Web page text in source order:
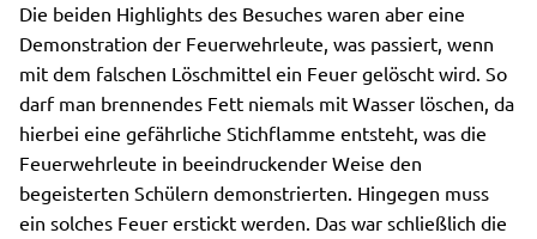
Die beiden Highlights des Besuches waren aber eine
Demonstration der Feuerwehrleute, was passiert, wenn
mit dem falschen Löschmittel ein Feuer gelöscht wird. So
darf man brennendes Fett niemals mit Wasser löschen, da
hierbei eine gefährliche Stichflamme entsteht, was die
Feuerwehrleute in beeindruckender Weise den
begeisterten Schülern demonstrierten. Hingegen muss
ein solches Feuer erstickt werden. Das war schließlich die